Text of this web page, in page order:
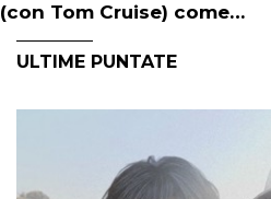
(con Tom Cruise) come
Cazzaniga?
ULTIME PUNTATE